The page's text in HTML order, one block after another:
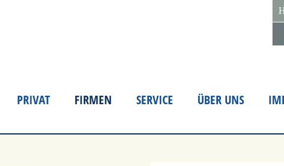
PRIVAT FIRMEN SERVICE ÜBER UNS